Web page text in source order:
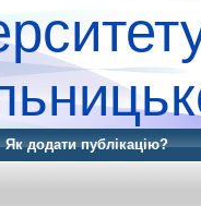
Як додати публікацію?